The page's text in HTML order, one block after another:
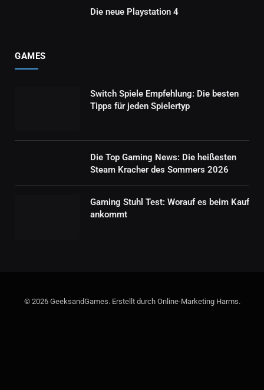
Die neue Playstation 4
GAMES
Switch Spiele Empfehlung: Die besten
Tipps für jeden Spielertyp
Die Top Gaming News: Die heißesten
Steam Kracher des Sommers 2026
Gaming Stuhl Test: Worauf es beim Kauf
ankommt
© 2026 GeeksandGames. Erstellt durch Online-Marketing Harms.